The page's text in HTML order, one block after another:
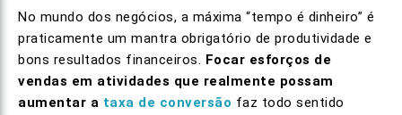
No mundo dos negócios, a máxima “tempo é dinheiro” é
praticamente um mantra obrigatório de produtividade e
bons resultados financeiros. Focar esforços de
vendas em atividades que realmente possam
aumentar a taxa de conversão faz todo sentido